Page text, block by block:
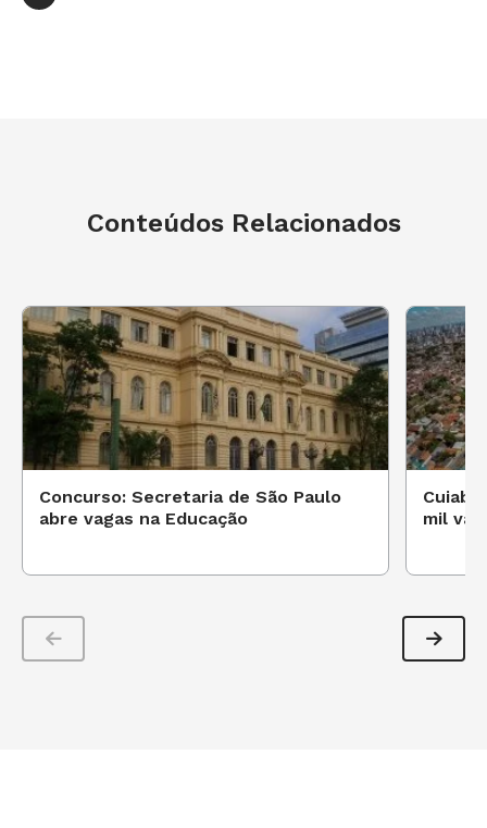
Conteúdos Relacionados
Concurso: Secretaria de São Paulo
abre vagas na Educação
mil